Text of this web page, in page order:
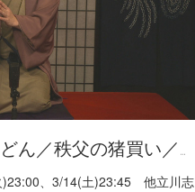
ん／秩父の猪買い／…
)23:00、3/14(土)23:45 他立川志